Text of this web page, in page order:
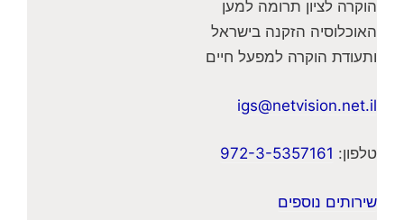
הוקרה לציון תרומה למען
האוכלוסיה הזקנה בישראל
ותעודת הוקרה למפעל חיים
igs@netvision.net.il
טלפון: 972-3-5357161
שירותים נוספים